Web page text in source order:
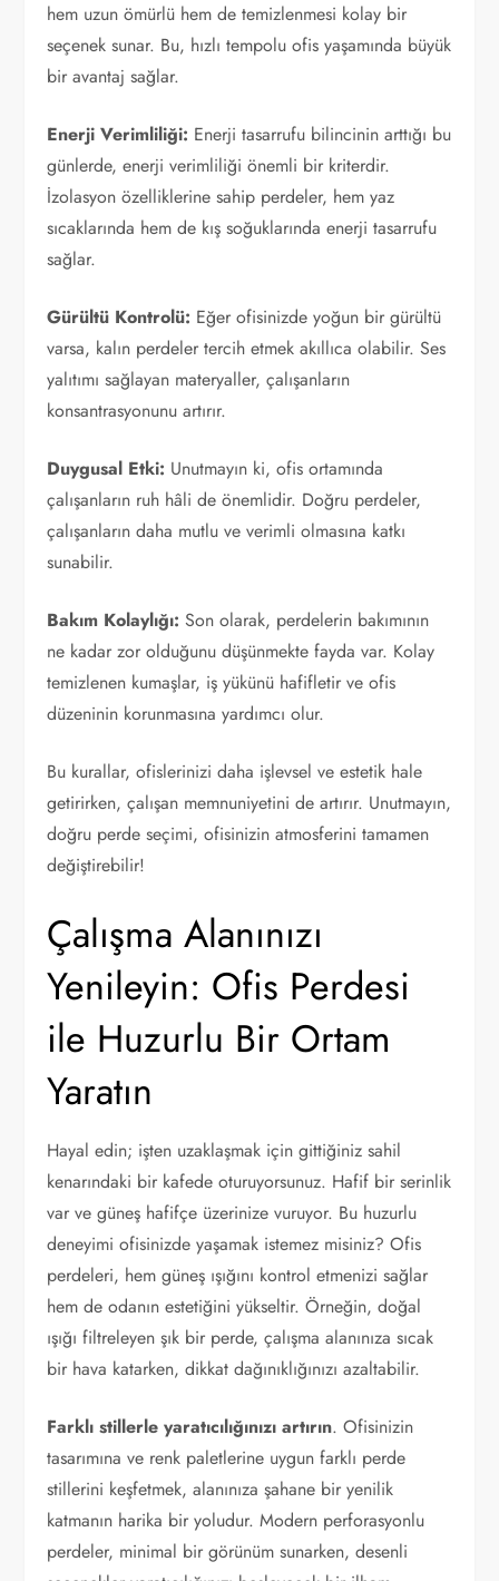
hem uzun ömürlü hem de temizlenmesi kolay bir
seçenek sunar. Bu, hızlı tempolu ofis yaşamında büyük
bir avantaj sağlar.
Enerji Verimliliği: Enerji tasarrufu bilincinin arttığı bu
günlerde, enerji verimliliği önemli bir kriterdir.
İzolasyon özelliklerine sahip perdeler, hem yaz
sıcaklarında hem de kış soğuklarında enerji tasarrufu
sağlar.
Gürültü Kontrolü: Eğer ofisinizde yoğun bir gürültü
varsa, kalın perdeler tercih etmek akıllıca olabilir. Ses
yalıtımı sağlayan materyaller, çalışanların
konsantrasyonunu artırır.
Duygusal Etki: Unutmayın ki, ofis ortamında
çalışanların ruh hâli de önemlidir. Doğru perdeler,
çalışanların daha mutlu ve verimli olmasına katkı
sunabilir.
Bakım Kolaylığı: Son olarak, perdelerin bakımının
ne kadar zor olduğunu düşünmekte fayda var. Kolay
temizlenen kumaşlar, iş yükünü hafifletir ve ofis
düzeninin korunmasına yardımcı olur.
Bu kurallar, ofislerinizi daha işlevsel ve estetik hale
getirirken, çalışan memnuniyetini de artırır. Unutmayın,
doğru perde seçimi, ofisinizin atmosferini tamamen
değiştirebilir!
Çalışma Alanınızı
Yenileyin: Ofis Perdesi
ile Huzurlu Bir Ortam
Yaratın
Hayal edin; işten uzaklaşmak için gittiğiniz sahil
kenarındaki bir kafede oturuyorsunuz. Hafif bir serinlik
var ve güneş hafifçe üzerinize vuruyor. Bu huzurlu
deneyimi ofisinizde yaşamak istemez misiniz? Ofis
perdeleri, hem güneş ışığını kontrol etmenizi sağlar
hem de odanın estetiğini yükseltir. Örneğin, doğal
ışığı filtreleyen şık bir perde, çalışma alanınıza sıcak
bir hava katarken, dikkat dağınıklığınızı azaltabilir.
Farklı stillerle yaratıcılığınızı artırın. Ofisinizin
tasarımına ve renk paletlerine uygun farklı perde
stillerini keşfetmek, alanınıza şahane bir yenilik
katmanın harika bir yoludur. Modern perforasyonlu
perdeler, minimal bir görünüm sunarken, desenli